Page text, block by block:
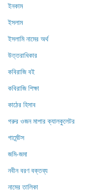
ইনকাম
ইসলাম
ইসলামি নামের অর্থ
উত্তরাধিকার
কবিরাজি বই
কবিরাজি শিক্ষা
কাঠের হিসাব
গরুর ওজন মাপার ক্যালকুলেটর
গার্মেন্টস
জমি-জমা
নবীন বরণ বক্তব্য
নামের তালিকা